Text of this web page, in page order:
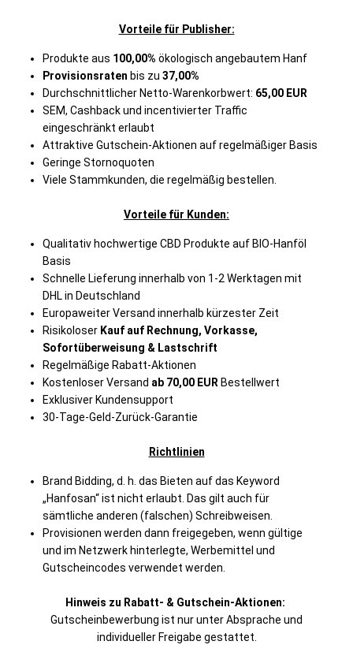
Vorteile für Publisher:
Produkte aus 100,00% ökologisch angebautem Hanf
Provisionsraten bis zu 37,00%
Durchschnittlicher Netto-Warenkorbwert: 65,00 EUR
SEM, Cashback und incentivierter Traffic
eingeschränkt erlaubt
Attraktive Gutschein-Aktionen auf regelmäßiger Basis
Geringe Stornoquoten
Viele Stammkunden, die regelmäßig bestellen.
Vorteile für Kunden:
Qualitativ hochwertige CBD Produkte auf BIO-Hanföl
Basis
Schnelle Lieferung innerhalb von 1-2 Werktagen mit
DHL in Deutschland
Europaweiter Versand innerhalb kürzester Zeit
Risikoloser Kauf auf Rechnung, Vorkasse,
Sofortüberweisung & Lastschrift
Regelmäßige Rabatt-Aktionen
Kostenloser Versand ab 70,00 EUR Bestellwert
Exklusiver Kundensupport
30-Tage-Geld-Zurück-Garantie
Richtlinien
Brand Bidding, d. h. das Bieten auf das Keyword
„Hanfosan“ ist nicht erlaubt. Das gilt auch für
sämtliche anderen (falschen) Schreibweisen.
Provisionen werden dann freigegeben, wenn gültige
und im Netzwerk hinterlegte, Werbemittel und
Gutscheincodes verwendet werden.
Hinweis zu Rabatt- & Gutschein-Aktionen:
Gutscheinbewerbung ist nur unter Absprache und
individueller Freigabe gestattet.